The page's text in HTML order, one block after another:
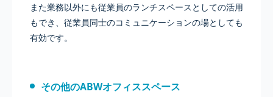
また業務以外にも従業員のランチスペースとしての活用
もでき、従業員同士のコミュニケーションの場としても
有効です。
その他のABWオフィススペース